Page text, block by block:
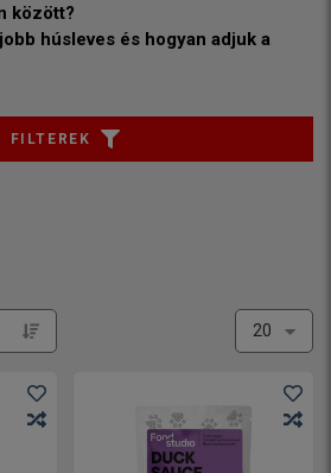
között?
húsleves és hogyan adjuk a
FILTEREK